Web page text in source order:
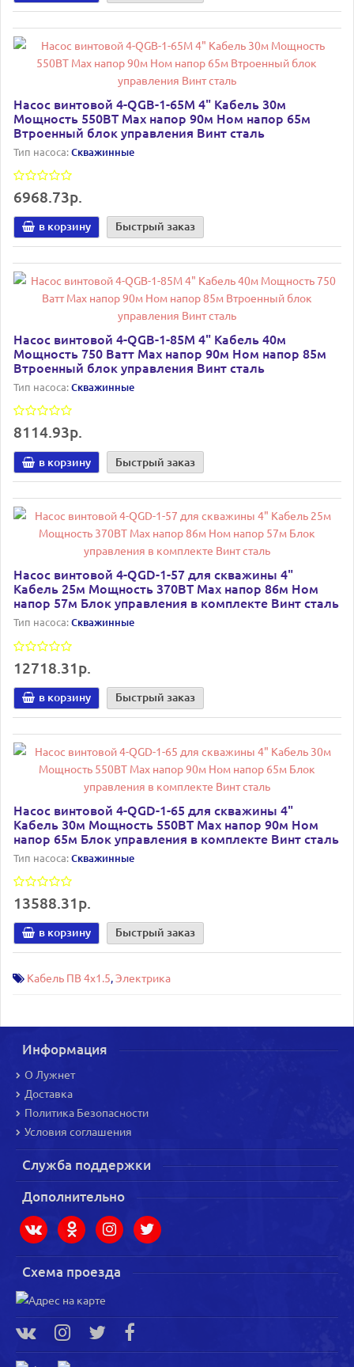
Насос винтовой 4-QGB-1-65M 4" Кабель 30м
Мощность 550ВТ Мах напор 90м Ном напор 65м
Втроенный блок управления Винт сталь
Тип насоса:Скважинные
6968.73р.
в корзину Быстрый заказ
Насос винтовой 4-QGB-1-85M 4" Кабель 40м
Мощность 750 Ватт Мах напор 90м Ном напор 85м
Втроенный блок управления Винт сталь
Тип насоса:Скважинные
8114.93р.
в корзину Быстрый заказ
Насос винтовой 4-QGD-1-57 для скважины 4"
Кабель 25м Мощность 370ВТ Мах напор 86м Ном
напор 57м Блок управления в комплекте Винт сталь
Тип насоса:Скважинные
12718.31р.
в корзину Быстрый заказ
Насос винтовой 4-QGD-1-65 для скважины 4"
Кабель 30м Мощность 550ВТ Мах напор 90м Ном
напор 65м Блок управления в комплекте Винт сталь
Тип насоса:Скважинные
13588.31р.
в корзину Быстрый заказ
Кабель ПВ 4х1.5,Электрика
Информация
О Лужнет
Доставка
Политика Безопасности
Условия соглашения
Служба поддержки
Дополнительно
Схема проезда